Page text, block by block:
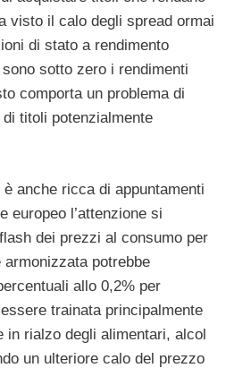
visto il calo degli spread ormai
di stato a rendimento
sotto zero i rendimenti
comporta un problema di
titoli potenzialmente
anche ricca di appuntamenti
europeo l’attenzione si
dei prezzi al consumo per
armonizzata potrebbe
allo 0,2% per
trainata principalmente
in rialzo degli alimentari, alcol
un ulteriore calo del prezzo